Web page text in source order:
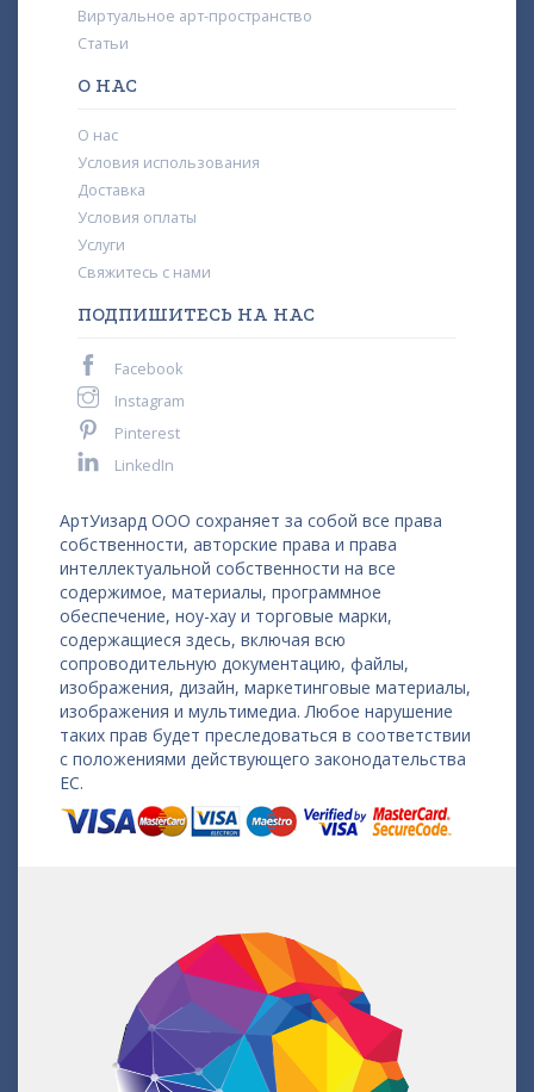
Виртуальное арт-пространство
Статьи
О НАС
О нас
Условия использования
Доставка
Условия оплаты
Услуги
Свяжитесь с нами
ПОДПИШИТЕСЬ НА НАС
Facebook
Instagram
Pinterest
LinkedIn
АртУизард ООО сохраняет за собой все права
собственности, авторские права и права
интеллектуальной собственности на все
содержимое, материалы, программное
обеспечение, ноу-хау и торговые марки,
содержащиеся здесь, включая всю
сопроводительную документацию, файлы,
изображения, дизайн, маркетинговые материалы,
изображения и мультимедиа. Любое нарушение
таких прав будет преследоваться в соответствии
с положениями действующего законодательства
ЕС.